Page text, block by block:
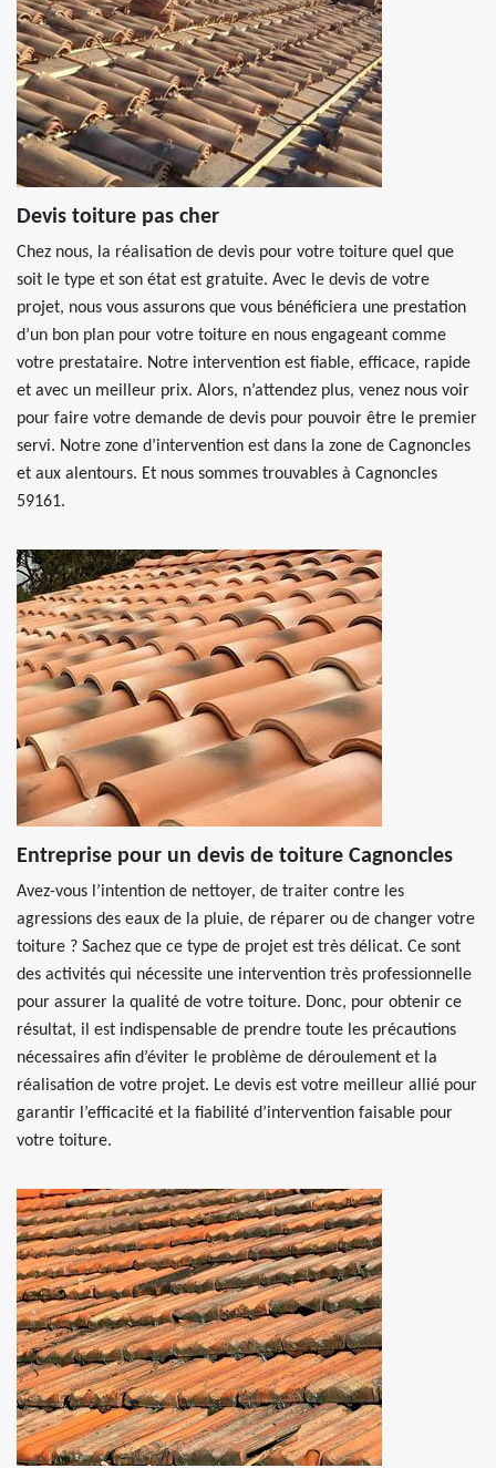
Devis toiture pas cher
Chez nous, la réalisation de devis pour votre toiture quel que
soit le type et son état est gratuite. Avec le devis de votre
projet, nous vous assurons que vous bénéficiera une prestation
d’un bon plan pour votre toiture en nous engageant comme
votre prestataire. Notre intervention est fiable, efficace, rapide
et avec un meilleur prix. Alors, n’attendez plus, venez nous voir
pour faire votre demande de devis pour pouvoir être le premier
servi. Notre zone d’intervention est dans la zone de Cagnoncles
et aux alentours. Et nous sommes trouvables à Cagnoncles
59161.
Entreprise pour un devis de toiture Cagnoncles
Avez-vous l’intention de nettoyer, de traiter contre les
agressions des eaux de la pluie, de réparer ou de changer votre
toiture ? Sachez que ce type de projet est très délicat. Ce sont
des activités qui nécessite une intervention très professionnelle
pour assurer la qualité de votre toiture. Donc, pour obtenir ce
résultat, il est indispensable de prendre toute les précautions
nécessaires afin d’éviter le problème de déroulement et la
réalisation de votre projet. Le devis est votre meilleur allié pour
garantir l’efficacité et la fiabilité d’intervention faisable pour
votre toiture.